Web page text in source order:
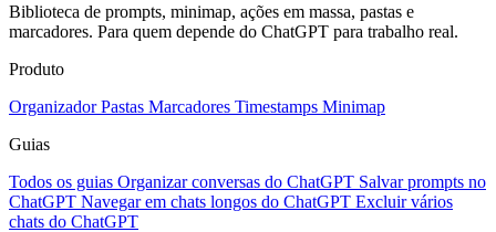
Biblioteca de prompts, minimap, ações em massa, pastas e
marcadores. Para quem depende do ChatGPT para trabalho real.
Produto
OrganizadorPastas Marcadores Timestamps Minimap
Guias
Todos os guias Organizar conversas do ChatGPT Salvar prompts no
ChatGPT Navegar em chats longos do ChatGPT Excluir vários
chats do ChatGPT